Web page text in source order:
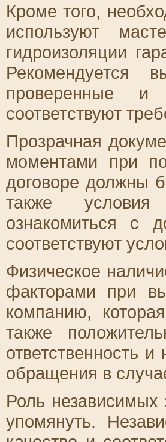
Кроме того,
используют
гидроизоляции
Рекомендуется
проверенные и
соответствуют
Прозрачная
моментами при
договоре должны
также условия
ознакомиться с
соответствуют
Физическое
факторами при
компанию,
также
ответственность
обращения в
Роль независимых
упомянуть.